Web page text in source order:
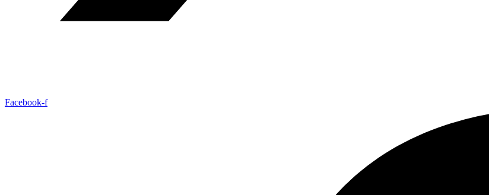
Facebook-f